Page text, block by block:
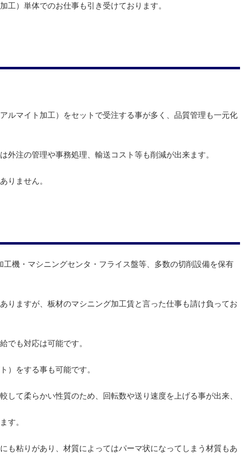
工）単体でのお仕事も引き受けております。
ルマイト加工）をセットで受注する事が多く、品質管理も一元化
外注の管理や事務処理、輸送コスト等も削減が出来ます。
りません。
機・マシニングセンタ・フライス盤等、多数の切削設備を保有
りますが、板材のマシニング加工賃と言った仕事も請け負ってお
でも対応は可能です。
）をする事も可能です。
して柔らかい性質のため、回転数や送り速度を上げる事が出来、
す。
も粘りがあり、材質によってはパーマ状になってしまう材質もあ